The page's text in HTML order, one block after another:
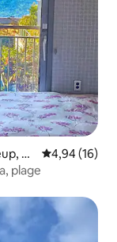
Se
Évaluation
4,94 (16)
plage